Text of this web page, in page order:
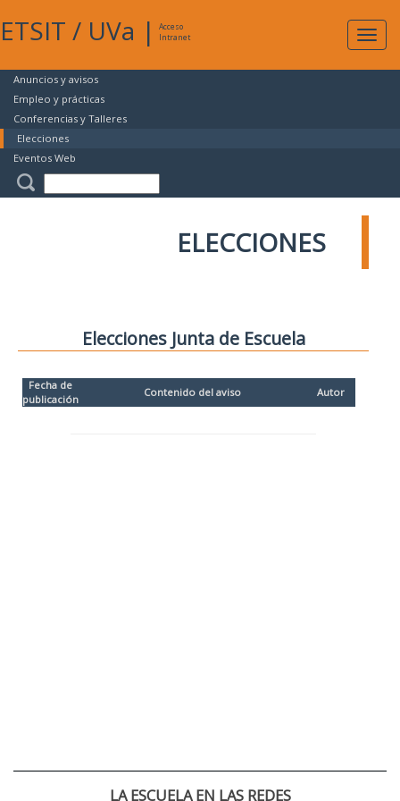
ETSIT / UVa |
Acceso
Intranet
Anuncios y avisos
Empleo y prácticas
Conferencias y Talleres
Elecciones
Eventos Web
ELECCIONES
Elecciones Junta de Escuela
Fecha de
publicación
Contenido del aviso Autor
LA ESCUELA EN LAS REDES